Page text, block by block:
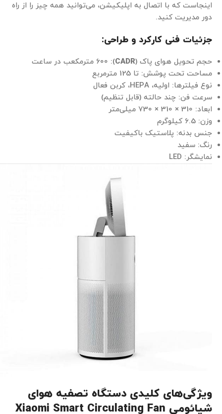
اینجاست که با اتصال به اپلیکیشن، می‌توانید همه چیز را از راه
دور مدیریت کنید.
جزئیات فنی کارکرد و طراحی:
حجم تحویل هوای پاک (CADR): 600 مترمکعب در ساعت
مساحت تحت پوشش: تا 125 مترمربع
نوع فیلترها: اولیه، HEPA، کربن فعال
سرعت فن: چند حالته (قابل تنظیم)
ابعاد: 310 × 310 × 730 میلی‌متر
وزن: 6.5 کیلوگرم
جنس بدنه: پلاستیک باکیفیت
رنگ: سفید
نمایشگر: LED
ویژگی‌های کلیدی دستگاه تصفیه هوای
شیائومی Xiaomi Smart Circulating Fan